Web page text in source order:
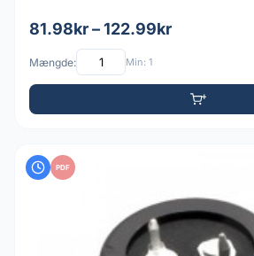
81.98kr – 122.99kr
Mængde: Min: 1
PDF